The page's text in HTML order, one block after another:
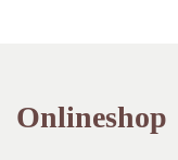
Onlineshop